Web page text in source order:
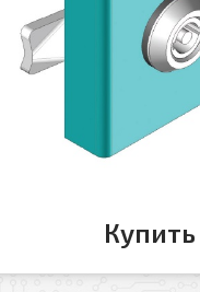
Я даю свое
Политикой
* — поля,
на обработку моих
персональных